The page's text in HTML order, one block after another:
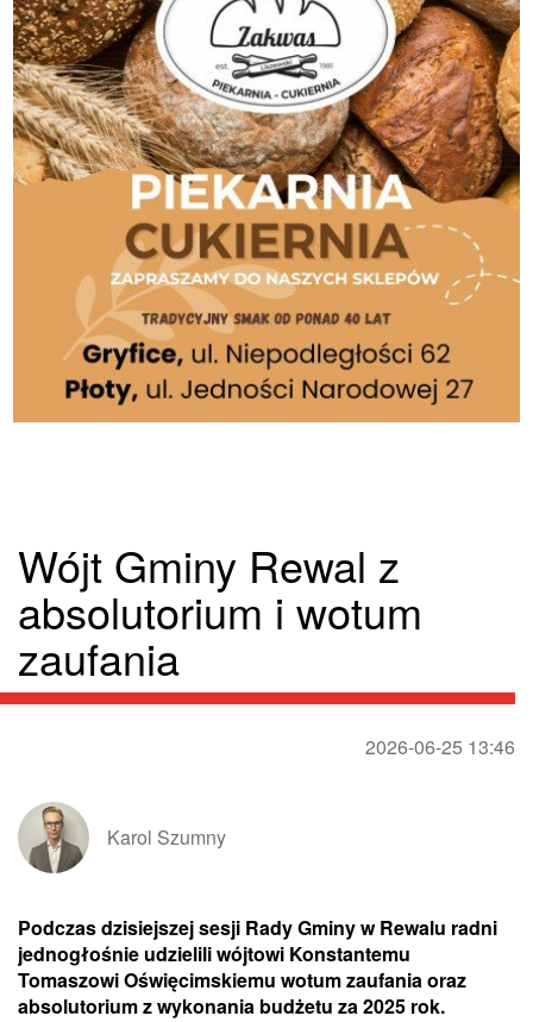
Wójt Gminy Rewal z
absolutorium i wotum
zaufania
2026-06-25 13:46
Karol Szumny
Podczas dzisiejszej sesji Rady Gminy w Rewalu radni
jednogłośnie udzielili wójtowi Konstantemu
Tomaszowi Oświęcimskiemu wotum zaufania oraz
absolutorium z wykonania budżetu za 2025 rok.